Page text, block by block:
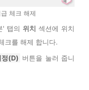
체크 해제
' 탭의 위치 섹션에 위치
크를 해제 합니다.
정(D) 버튼을 눌러 줍니